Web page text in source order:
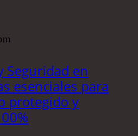
en
esenciales para
protegido y